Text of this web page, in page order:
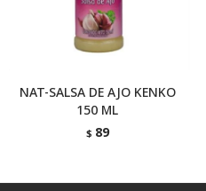
NAT-SALSA DE AJO KENKO
150 ML
$ 89